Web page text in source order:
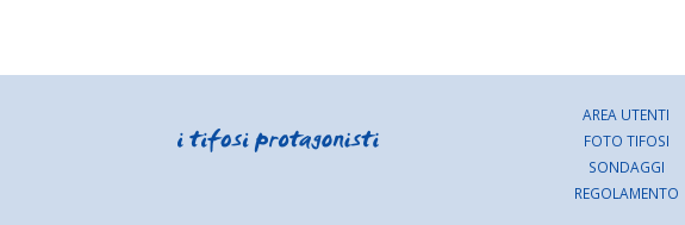
AREA UTENTI
FOTO TIFOSI
SONDAGGI
REGOLAMENTO